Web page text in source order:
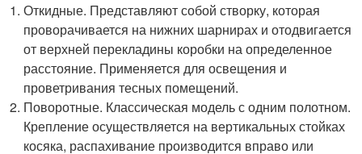
Откидные. Представляют собой створку, которая
проворачивается на нижних шарнирах и отодвигается
от верхней перекладины коробки на определенное
расстояние. Применяется для освещения и
проветривания тесных помещений.
Поворотные. Классическая модель с одним полотном.
Крепление осуществляется на вертикальных стойках
косяка, распахивание производится вправо или